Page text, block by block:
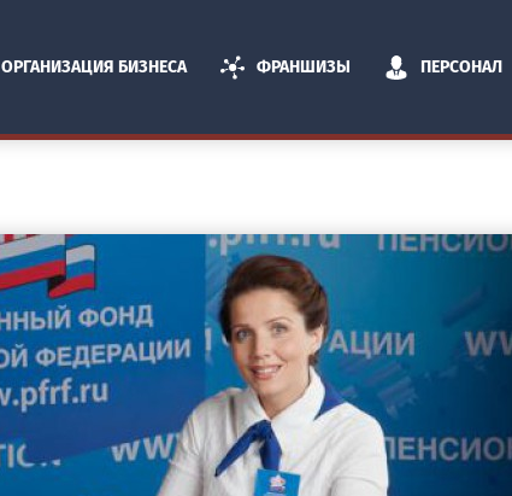
ОРГАНИЗАЦИЯ БИЗНЕСА ФРАНШИЗЫ ПЕРСОНАЛ